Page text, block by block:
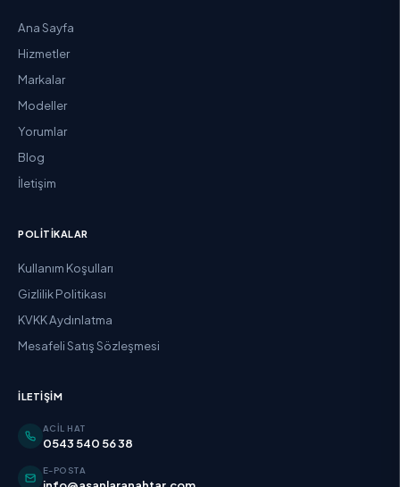
Ana Sayfa
Hizmetler
Markalar
Modeller
Yorumlar
Blog
İletişim
POLITIKALAR
Kullanım Koşulları
Gizlilik Politikası
KVKK Aydınlatma
Mesafeli Satış Sözleşmesi
İLETIŞIM
ACIL HAT
0543 540 56 38
E-POSTA